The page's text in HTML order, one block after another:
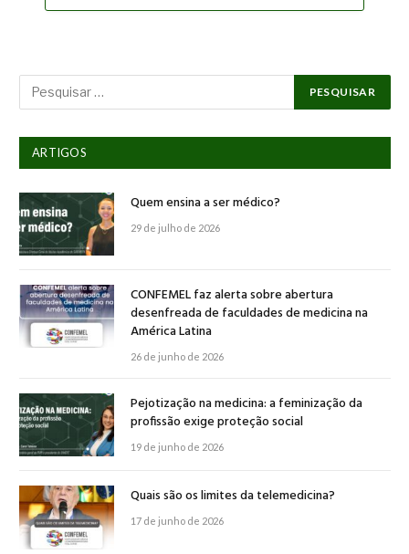
ARTIGOS
Quem ensina a ser médico?
29 de julho de 2026
CONFEMEL faz alerta sobre abertura
desenfreada de faculdades de medicina na
América Latina
26 de junho de 2026
Pejotização na medicina: a feminização da
profissão exige proteção social
19 de junho de 2026
Quais são os limites da telemedicina?
17 de junho de 2026